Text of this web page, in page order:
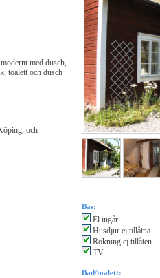
med dusch,
toalett och dusch
och
Bas:
El ingår
Husdjur ej tillåtna
Rökning ej tillåten
TV
Bad/toalett: